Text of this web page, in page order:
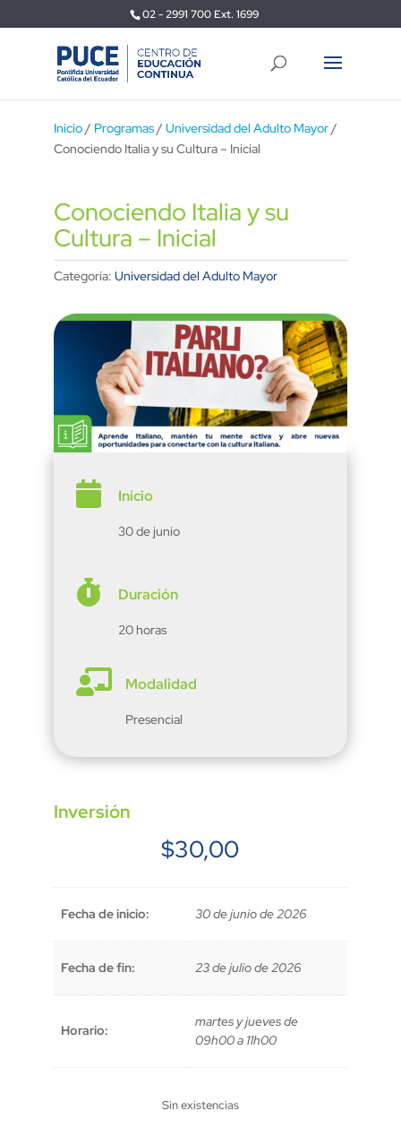
02 - 2991 700 Ext. 1699
Inicio/ Programas/ Universidad del Adulto Mayor/
Conociendo Italia y su Cultura – Inicial
Conociendo Italia y su
Cultura – Inicial
Categoría: Universidad del Adulto Mayor
 Inicio
30 de junio
 Duración
20 horas
 Modalidad
Presencial
Inversión
$30,00
Fecha de inicio: 30 de junio de 2026
Fecha de fin: 23 de julio de 2026
Horario:
martes y jueves de
09h00 a 11h00
Sin existencias